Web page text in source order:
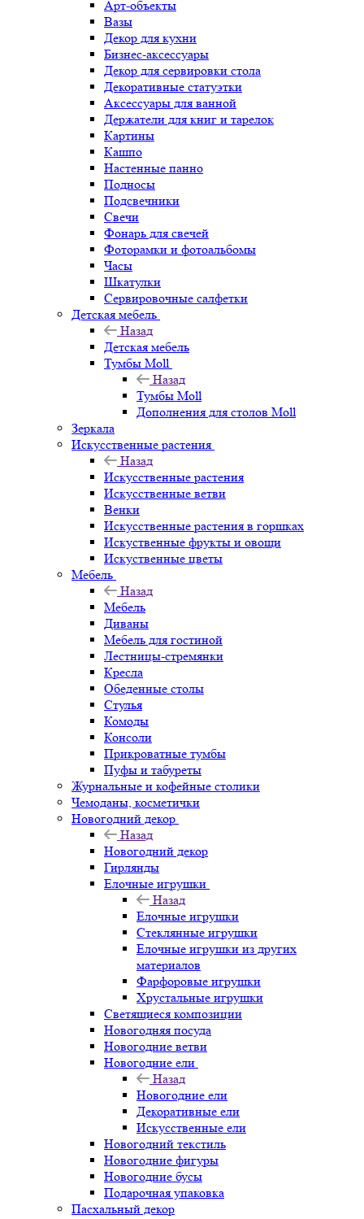
Арт-объекты
Вазы
Декор для кухни
Бизнес-аксессуары
Декор для сервировки стола
Декоративные статуэтки
Аксессуары для ванной
Держатели для книг и тарелок
Картины
Кашпо
Настенные панно
Подносы
Подсвечники
Свечи
Фонарь для свечей
Фоторамки и фотоальбомы
Часы
Шкатулки
Сервировочные салфетки
Детская мебель
Назад
Детская мебель
Тумбы Moll
Назад
Тумбы Moll
Дополнения для столов Moll
Зеркала
Искусственные растения
Назад
Искусственные растения
Искусственные ветви
Венки
Искусственные растения в горшках
Искуственные фрукты и овощи
Искуственные цветы
Мебель
Назад
Мебель
Диваны
Мебель для гостиной
Лестницы-стремянки
Кресла
Обеденные столы
Стулья
Комоды
Консоли
Прикроватные тумбы
Пуфы и табуреты
Журнальные и кофейные столики
Чемоданы, косметички
Новогодний декор
Назад
Новогодний декор
Гирлянды
Елочные игрушки
Назад
Елочные игрушки
Стеклянные игрушки
Елочные игрушки из других
материалов
Фарфоровые игрушки
Хрустальные игрушки
Светящиеся композиции
Новогодняя посуда
Новогодние ветви
Новогодние ели
Назад
Новогодние ели
Декоративные ели
Искусственные ели
Новогодний текстиль
Новогодние фигуры
Новогодние бусы
Подарочная упаковка
Пасхальный декор